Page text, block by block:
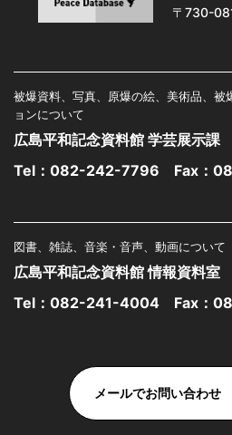
〒730-
被爆資料、写真、原爆の絵、美術品、被
ョンについて
広島平和記念資料館 学芸展示課
Tel： 082-242-7796 Fax：
図書、雑誌、音楽・音声、動画について
広島平和記念資料館 情報資料室
Tel： 082-241-4004 Fax：
メールでお問い合わせ